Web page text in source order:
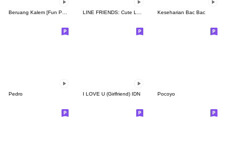
Beruang Kalem [Fun Pack] LINE FRIENDS: Cute Loving Expressions Keseharian Bac Bac
Pedro I LOVE U (Girlfriend) IDN Pocoyo